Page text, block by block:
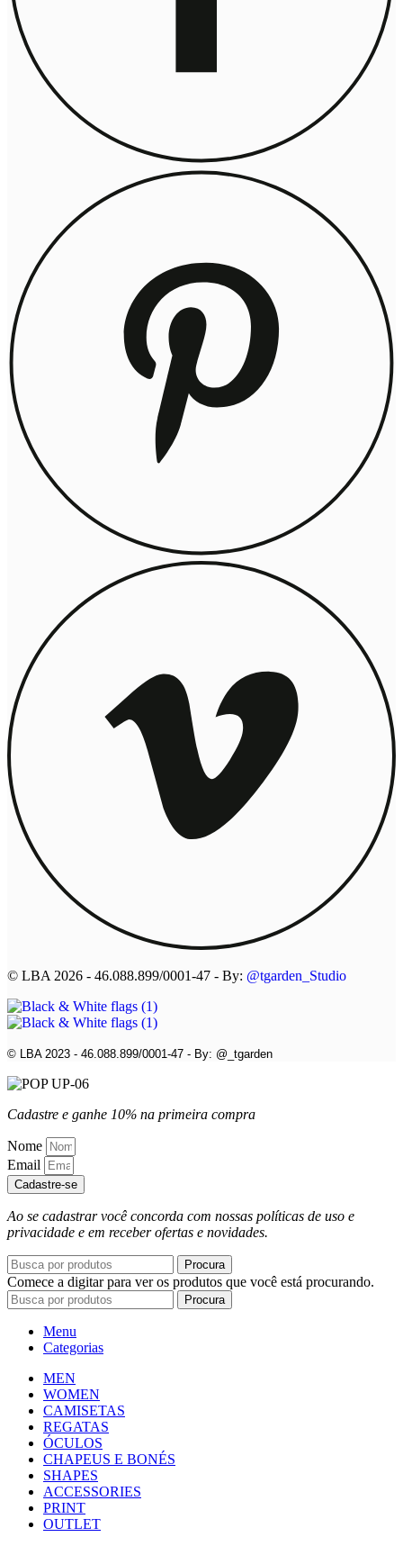
© LBA 2026 - 46.088.899/0001-47 - By: @tgarden_Studio
© LBA 2023 - 46.088.899/0001-47 - By: @_tgarden
Cadastre e ganhe 10% na primeira compra
Nome
Email
Cadastre-se
Ao se cadastrar você concorda com nossas políticas de uso e
privacidade e em receber ofertas e novidades.
Procura
Comece a digitar para ver os produtos que você está procurando.
Procura
Menu
Categorias
MEN
WOMEN
CAMISETAS
REGATAS
ÓCULOS
CHAPEUS E BONÉS
SHAPES
ACCESSORIES
PRINT
OUTLET